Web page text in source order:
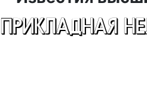
ПРИКЛАДНАЯ